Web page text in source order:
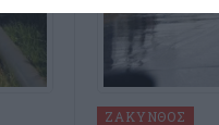
ΖΆΚΥΝΘΟΣ